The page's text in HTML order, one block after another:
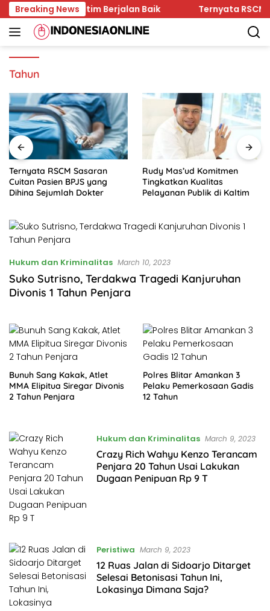
Skip
to
content
Breaking News
di Kaltim Berjalan Baik Ternyata RSCM
Tahun
Ternyata RSCM Sasaran
Cuitan Pasien BPJS yang
Dihina Sejumlah Dokter
Rudy Mas’ud Komitmen
Tingkatkan Kualitas
Pelayanan Publik di Kaltim
Hukum dan Kriminalitas March 10, 2023
Suko Sutrisno, Terdakwa Tragedi Kanjuruhan
Divonis 1 Tahun Penjara
Bunuh Sang Kakak, Atlet
MMA Elipitua Siregar Divonis
2 Tahun Penjara
Polres Blitar Amankan 3
Pelaku Pemerkosaan Gadis
12 Tahun
Hukum dan Kriminalitas March 9, 2023
Crazy Rich Wahyu Kenzo Terancam
Penjara 20 Tahun Usai Lakukan
Dugaan Penipuan Rp 9 T
Peristiwa March 9, 2023
12 Ruas Jalan di Sidoarjo Ditarget
Selesai Betonisasi Tahun Ini,
Lokasinya Dimana Saja?